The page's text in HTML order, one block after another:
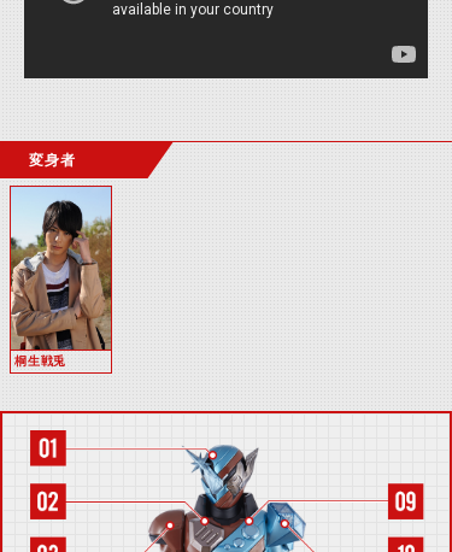
変身者
桐生戦兎